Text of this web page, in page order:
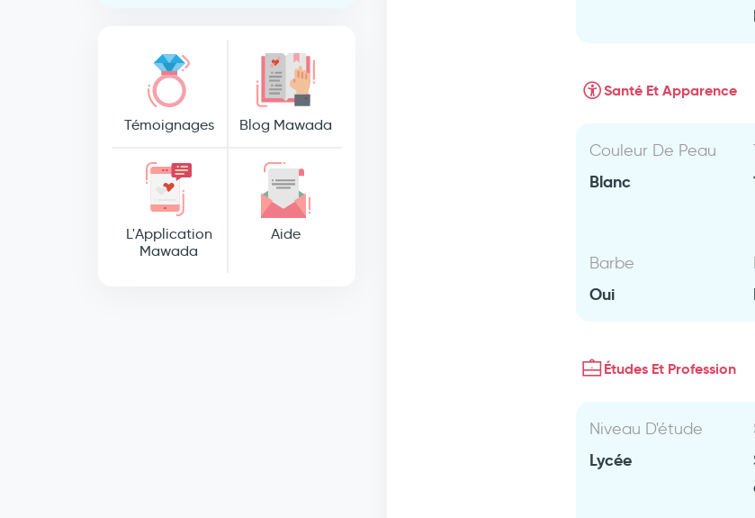
Témoignages Blog Mawada
L'Application
Mawada
Aide
Santé Et Apparence
Couleur De Peau
Blanc
Barbe
Oui
Études Et Profession
Niveau D'étude
Lycée